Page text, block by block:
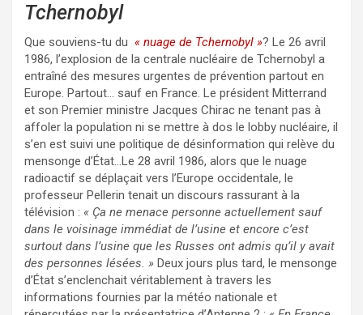
Tchernobyl
Que souviens-tu du « nuage de Tchernobyl »? Le 26 avril
1986, l’explosion de la centrale nucléaire de Tchernobyl a
entraîné des mesures urgentes de prévention partout en
Europe. Partout… sauf en France. Le président Mitterrand
et son Premier ministre Jacques Chirac ne tenant pas à
affoler la population ni se mettre à dos le lobby nucléaire, il
s’en est suivi une politique de désinformation qui relève du
mensonge d’État…Le 28 avril 1986, alors que le nuage
radioactif se déplaçait vers l’Europe occidentale, le
professeur Pellerin tenait un discours rassurant à la
télévision : « Ça ne menace personne actuellement sauf
dans le voisinage immédiat de l’usine et encore c’est
surtout dans l’usine que les Russes ont admis qu’il y avait
des personnes lésées. » Deux jours plus tard, le mensonge
d’État s’enclenchait véritablement à travers les
informations fournies par la météo nationale et